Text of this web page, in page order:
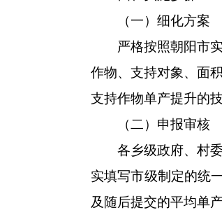
（一）细化方案
严格按照朝阳市实
作物、支持对象、面
支持作物单产提升的
（二）申报审核
各乡级政府、村委
实填写市级制定的统
及随后提交的平均单